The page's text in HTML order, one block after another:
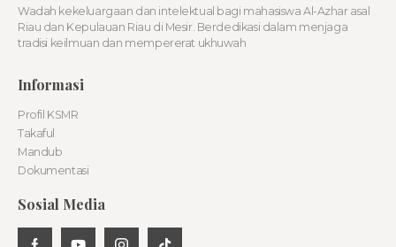
Wadah kekeluargaan dan intelektual bagi mahasiswa Al-Azhar asal
Riau dan Kepulauan Riau di Mesir. Berdedikasi dalam menjaga
tradisi keilmuan dan mempererat ukhuwah
Informasi
Profil KSMR
Takaful
Mandub
Dokumentasi
Sosial Media